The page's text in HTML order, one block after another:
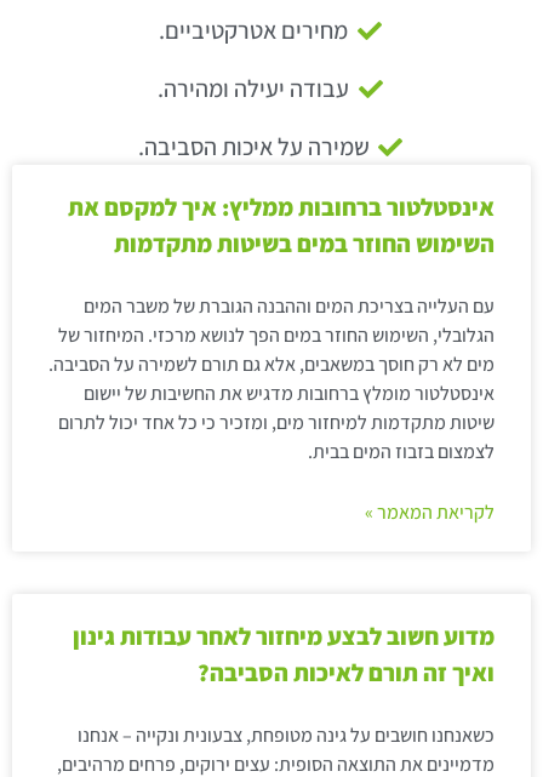
מחירים אטרקטיביים.
עבודה יעילה ומהירה.
שמירה על איכות הסביבה.
אינסטלטור ברחובות ממליץ: איך למקסם את
השימוש החוזר במים בשיטות מתקדמות
עם העלייה בצריכת המים וההבנה הגוברת של משבר המים
הגלובלי, השימוש החוזר במים הפך לנושא מרכזי. המיחזור של
מים לא רק חוסך במשאבים, אלא גם תורם לשמירה על הסביבה.
אינסטלטור מומלץ ברחובות מדגיש את החשיבות של יישום
שיטות מתקדמות למיחזור מים, ומזכיר כי כל אחד יכול לתרום
לצמצום בזבוז המים בבית.
לקריאת המאמר »
מדוע חשוב לבצע מיחזור לאחר עבודות גינון
ואיך זה תורם לאיכות הסביבה?
כשאנחנו חושבים על גינה מטופחת, צבעונית ונקייה – אנחנו
מדמיינים את התוצאה הסופית: עצים ירוקים, פרחים מרהיבים,